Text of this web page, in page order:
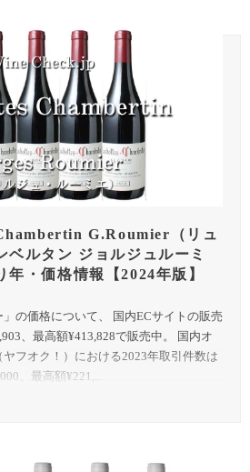
G.Roumier（リュ
ベルタン ジョルジュルーミ
年・価格情報【2024年版】
」の価格について、 国内ECサイトの販売
、最高額¥413,828で販売中。 国内オ
フオク！）における2023年取引件数は
、最高額¥221,...